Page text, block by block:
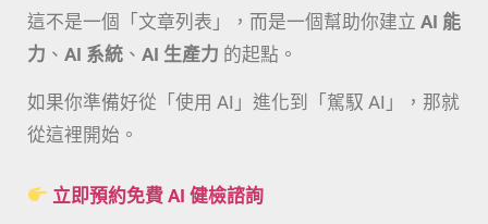
這不是一個「文章列表」，而是一個幫助你建立 AI 能
力 、 AI 系統 、 AI 生產力 的起點。
如果你準備好從「使用 AI」進化到「駕馭 AI」，那就
從這裡開始。
立即預約免費 AI 健檢諮詢